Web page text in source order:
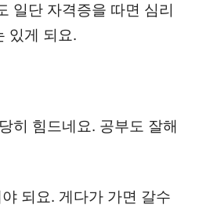
일단 자격증을 따면 심리
있게 되요.
히 힘드네요. 공부도 잘해
되요. 게다가 가면 갈수